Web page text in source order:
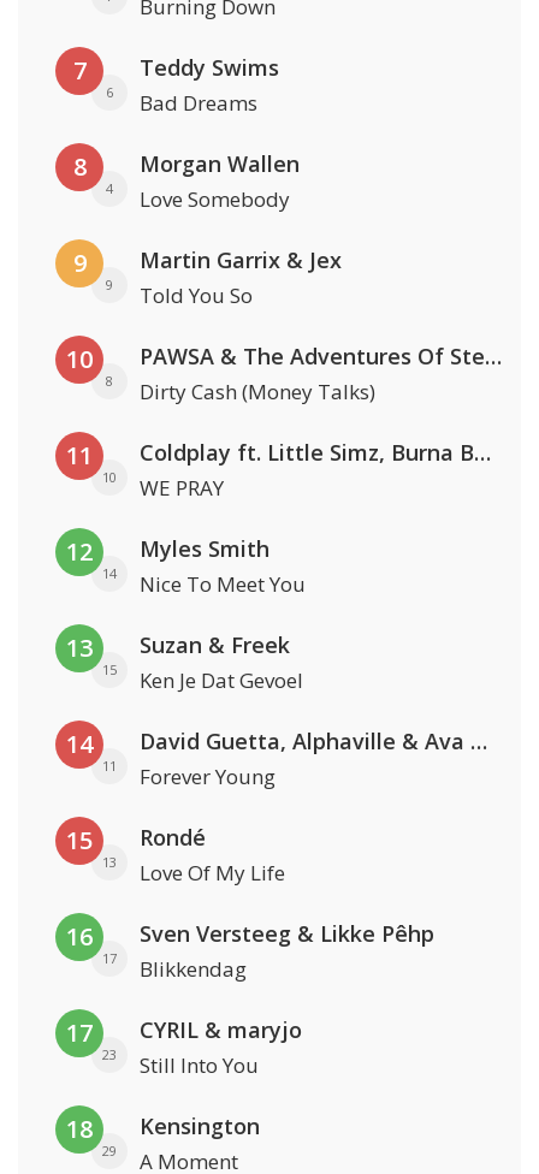
Burning Down
7
6
Teddy Swims
Bad Dreams
8
4
Morgan Wallen
Love Somebody
9
9
Martin Garrix & Jex
Told You So
10
8
PAWSA & The Adventures Of Stevie V
Dirty Cash (Money Talks)
11
10
Coldplay ft. Little Simz, Burna Boy, Elyanna & Tini
WE PRAY
12
14
Myles Smith
Nice To Meet You
13
15
Suzan & Freek
Ken Je Dat Gevoel
14
11
David Guetta, Alphaville & Ava Max
Forever Young
15
13
Rondé
Love Of My Life
16
17
Sven Versteeg & Likke Pêhp
Blikkendag
17
23
CYRIL & maryjo
Still Into You
18
29
Kensington
A Moment